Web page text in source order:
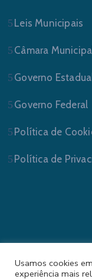
Leis Municipais
Câmara
Governo
Governo Federal
Política de
Política de
Usamos cookies
experiência mais